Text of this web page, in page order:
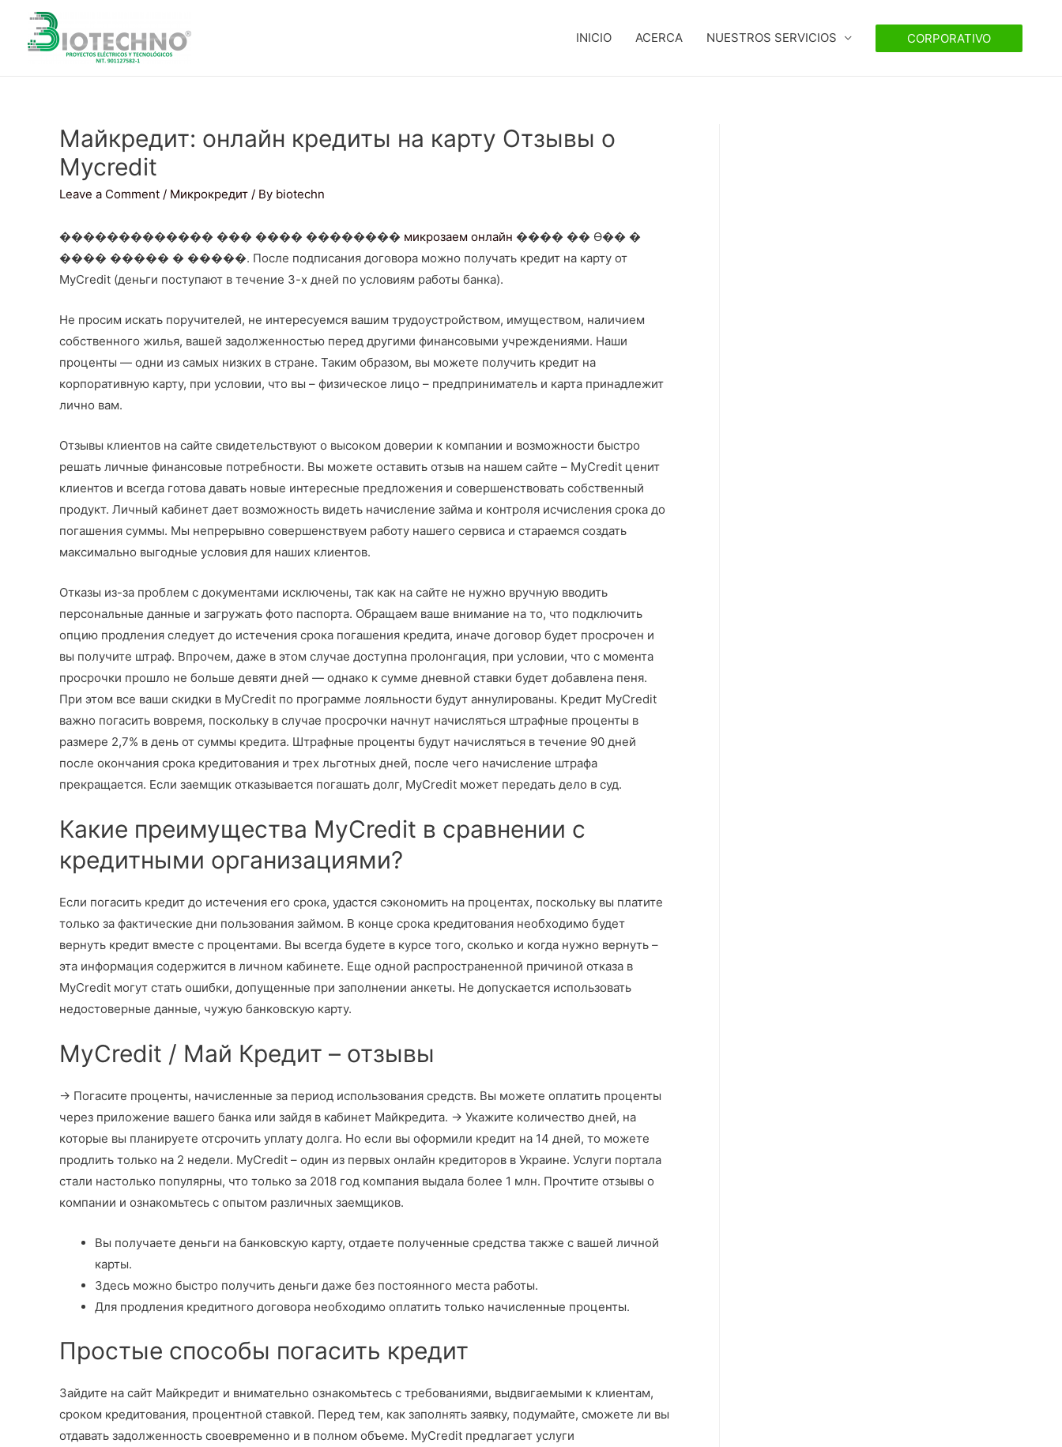
INICIO ACERCA NUESTROS SERVICIOS CORPORATIVO
Майкредит: онлайн кредиты на карту Отзывы о
Mycredit
Leave a Comment / Микрокредит / By biotechn
������������� ��� ���� �������� микрозаем онлайн ���� �� Ѳ�� �
���� ����� � �����. После подписания договора можно получать кредит на карту от
MyCredit (деньги поступают в течение 3-х дней по условиям работы банка).
Не просим искать поручителей, не интересуемся вашим трудоустройством, имуществом, наличием
собственного жилья, вашей задолженностью перед другими финансовыми учреждениями. Наши
проценты — одни из самых низких в стране. Таким образом, вы можете получить кредит на
корпоративную карту, при условии, что вы – физическое лицо – предприниматель и карта принадлежит
лично вам.
Отзывы клиентов на сайте свидетельствуют о высоком доверии к компании и возможности быстро
решать личные финансовые потребности. Вы можете оставить отзыв на нашем сайте – MyCredit ценит
клиентов и всегда готова давать новые интересные предложения и совершенствовать собственный
продукт. Личный кабинет дает возможность видеть начисление займа и контроля исчисления срока до
погашения суммы. Мы непрерывно совершенствуем работу нашего сервиса и стараемся создать
максимально выгодные условия для наших клиентов.
Отказы из-за проблем с документами исключены, так как на сайте не нужно вручную вводить
персональные данные и загружать фото паспорта. Обращаем ваше внимание на то, что подключить
опцию продления следует до истечения срока погашения кредита, иначе договор будет просрочен и
вы получите штраф. Впрочем, даже в этом случае доступна пролонгация, при условии, что с момента
просрочки прошло не больше девяти дней — однако к сумме дневной ставки будет добавлена пеня.
При этом все ваши скидки в MyCredit по программе лояльности будут аннулированы. Кредит MyCredit
важно погасить вовремя, поскольку в случае просрочки начнут начисляться штрафные проценты в
размере 2,7% в день от суммы кредита. Штрафные проценты будут начисляться в течение 90 дней
после окончания срока кредитования и трех льготных дней, после чего начисление штрафа
прекращается. Если заемщик отказывается погашать долг, MyCredit может передать дело в суд.
Какие преимущества MyСredit в сравнении с
кредитными организациями?
Если погасить кредит до истечения его срока, удастся сэкономить на процентах, поскольку вы платите
только за фактические дни пользования займом. В конце срока кредитования необходимо будет
вернуть кредит вместе с процентами. Вы всегда будете в курсе того, сколько и когда нужно вернуть –
эта информация содержится в личном кабинете. Еще одной распространенной причиной отказа в
MyCredit могут стать ошибки, допущенные при заполнении анкеты. Не допускается использовать
недостоверные данные, чужую банковскую карту.
MyCredit / Май Кредит – отзывы
→ Погасите проценты, начисленные за период использования средств. Вы можете оплатить проценты
через приложение вашего банка или зайдя в кабинет Майкредита. → Укажите количество дней, на
которые вы планируете отсрочить уплату долга. Но если вы оформили кредит на 14 дней, то можете
продлить только на 2 недели. MyCredit – один из первых онлайн кредиторов в Украине. Услуги портала
стали настолько популярны, что только за 2018 год компания выдала более 1 млн. Прочтите отзывы о
компании и ознакомьтесь с опытом различных заемщиков.
Вы получаете деньги на банковскую карту, отдаете полученные средства также с вашей личной
карты.
Здесь можно быстро получить деньги даже без постоянного места работы.
Для продления кредитного договора необходимо оплатить только начисленные проценты.
Простые способы погасить кредит
Зайдите на сайт Майкредит и внимательно ознакомьтесь с требованиями, выдвигаемыми к клиентам,
сроком кредитования, процентной ставкой. Перед тем, как заполнять заявку, подумайте, сможете ли вы
отдавать задолженность своевременно и в полном объеме. MyCredit предлагает услуги